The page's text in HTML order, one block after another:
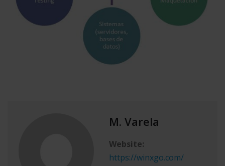
M. Varela
Website:
https://winxgo.com/